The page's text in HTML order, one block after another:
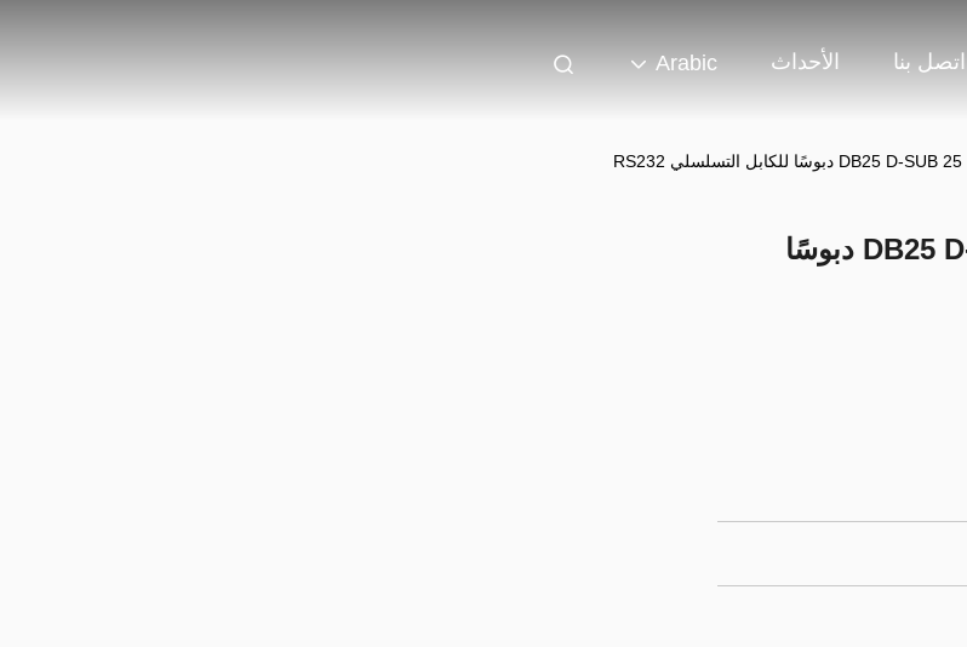
اتصل بنا الأحداث Arabic
كبلات الاتصال المزدوجة المحمية DB25 D-SUB 25 دبوسًا